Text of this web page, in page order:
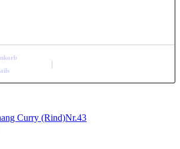
Curry (Rind)Nr.43